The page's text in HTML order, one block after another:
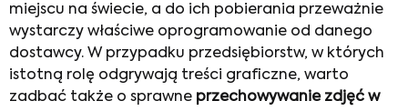
miejscu na świecie, a do ich pobierania przeważnie
wystarczy właściwe oprogramowanie od danego
dostawcy. W przypadku przedsiębiorstw, w których
istotną rolę odgrywają treści graficzne, warto
zadbać także o sprawne przechowywanie zdjęć w